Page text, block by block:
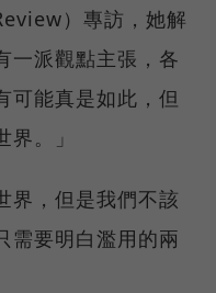
）專訪，她解
一派觀點主張，各
可能真是如此，但
。」
界，但是我們不該
需要明白濫用的兩